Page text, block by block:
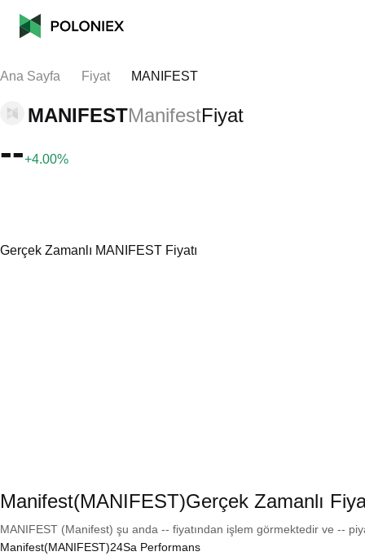
Ana Sayfa Fiyat MANIFEST
MANIFESTManifestFiyat
--+4.00%
Gerçek Zamanlı MANIFEST Fiyatı
Manifest(MANIFEST)Gerçek Zamanlı
MANIFEST (Manifest) şu anda -- fiyatından işlem görmektedir ve --
Manifest(MANIFEST)24Sa Performans